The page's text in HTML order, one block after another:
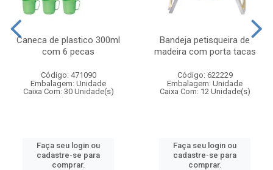
Caneca de plastico 300ml
com 6 pecas
Código: 471090
Embalagem: Unidade
Caixa Com: 30 Unidade(s)
Faça seu login ou
cadastre-se para
comprar.
Bandeja petisqueira de
madeira com porta tacas
Código: 622229
Embalagem: Unidade
Caixa Com: 12 Unidade(s)
Faça seu login ou
cadastre-se para
comprar.